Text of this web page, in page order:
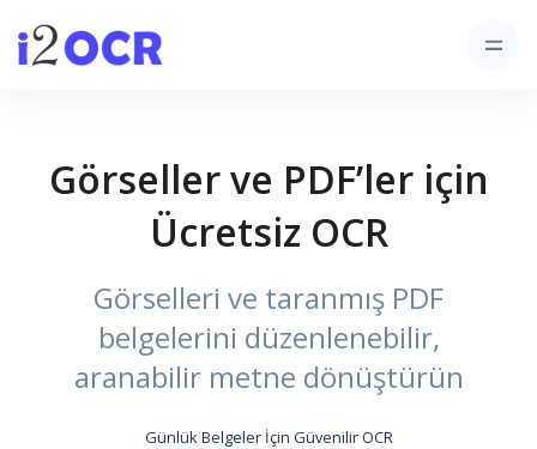
Görseller ve PDF’ler için
Ücretsiz OCR
Görselleri ve taranmış PDF
belgelerini düzenlenebilir,
aranabilir metne dönüştürün
Günlük Belgeler İçin Güvenilir OCR